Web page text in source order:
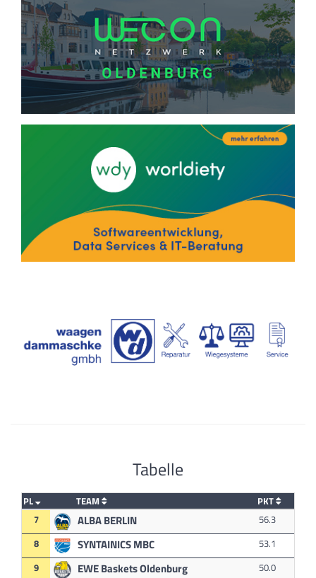
Tabelle
PL TEAM
PKT
7
ALBA BERLIN
56.3
8
SYNTAINICS MBC
53.1
9
EWE Baskets Oldenburg
50.0